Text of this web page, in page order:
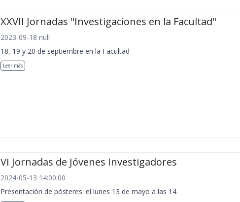
XXVII Jornadas "Investigaciones en la Facultad"
2023-09-18 null
18, 19 y 20 de septiembre en la Facultad
Leer más
VI Jornadas de Jóvenes Investigadores
2024-05-13 14:00:00
Presentación de pósteres: el lunes 13 de mayo a las 14.